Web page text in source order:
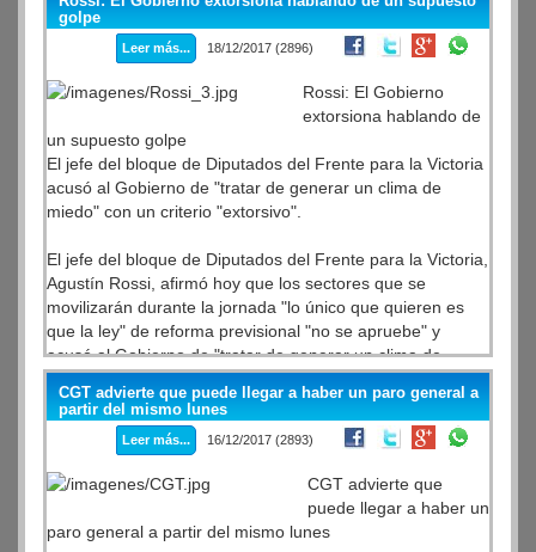
votos afirmativos, 117 negativos y 2 abstenciones.
golpe
Leer más... 18/12/2017 (2896)
Rossi: El Gobierno
extorsiona hablando de
un supuesto golpe
El jefe del bloque de Diputados del Frente para la Victoria
acusó al Gobierno de "tratar de generar un clima de
miedo" con un criterio "extorsivo".
El jefe del bloque de Diputados del Frente para la Victoria,
Agustín Rossi, afirmó hoy que los sectores que se
movilizarán durante la jornada "lo único que quieren es
que la ley" de reforma previsional "no se apruebe" y
acusó al Gobierno de "tratar de generar un clima de
miedo" con un criterio "extorsivo".
CGT advierte que puede llegar a haber un paro general a
partir del mismo lunes
Leer más... 16/12/2017 (2893)
CGT advierte que
puede llegar a haber un
paro general a partir del mismo lunes